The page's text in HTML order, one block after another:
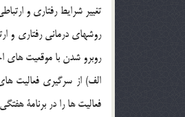
تغيير شرايط رفتاري و
روشهاي درماني رفتاري و
روبرو شدن با موقعيت هاي
الف) از سرگيري فعاليت
فعاليت ها را در برنامة